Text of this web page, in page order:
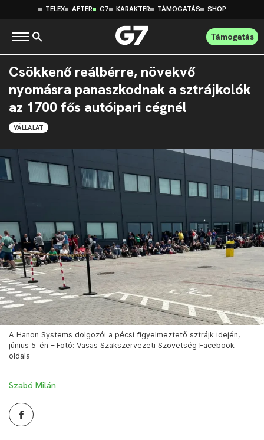
TELEX AFTER G7 KARAKTER TÁMOGATÁS SHOP
Támogatás
Csökkenő reálbérre, növekvő
nyomásra panaszkodnak a sztrájkolók
az 1700 fős autóipari cégnél
VÁLLALAT
A Hanon Systems dolgozói a pécsi figyelmeztető sztrájk idején,
június 5-én – Fotó: Vasas Szakszervezeti Szövetség Facebook-
oldala
Szabó Milán